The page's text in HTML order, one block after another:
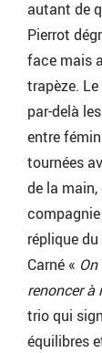
autant de
Pierrot
face mais
trapèze.
par-delà
entre
tournées
de la
réplique
Carné «
renoncer
trio qui
équilibres